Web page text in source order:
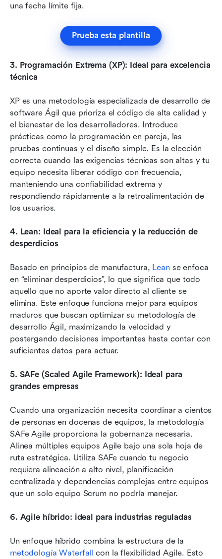
una fecha límite fija.
Prueba esta plantilla
3. Programación Extrema (XP): Ideal para excelencia
técnica
XP es una metodología especializada de desarrollo de
software Ágil que prioriza el código de alta calidad y
el bienestar de los desarrolladores. Introduce
prácticas como la programación en pareja, las
pruebas continuas y el diseño simple. Es la elección
correcta cuando las exigencias técnicas son altas y tu
equipo necesita liberar código con frecuencia,
manteniendo una confiabilidad extrema y
respondiendo rápidamente a la retroalimentación de
los usuarios.
4. Lean: Ideal para la eficiencia y la reducción de
desperdicios
Basado en principios de manufactura, Lean se enfoca
en “eliminar desperdicios”, lo que significa que todo
aquello que no aporte valor directo al cliente se
elimina. Este enfoque funciona mejor para equipos
maduros que buscan optimizar su metodología de
desarrollo Ágil, maximizando la velocidad y
postergando decisiones importantes hasta contar con
suficientes datos para actuar.
5. SAFe (Scaled Agile Framework): Ideal para
grandes empresas
Cuando una organización necesita coordinar a cientos
de personas en docenas de equipos, la metodología
SAFe Agile proporciona la gobernanza necesaria.
Alinea múltiples equipos Agile bajo una sola hoja de
ruta estratégica. Utiliza SAFe cuando tu negocio
requiera alineación a alto nivel, planificación
centralizada y dependencias complejas entre equipos
que un solo equipo Scrum no podría manejar.
6. Agile híbrido: ideal para industrias reguladas
metodología Waterfall con la flexibilidad Agile. Esto